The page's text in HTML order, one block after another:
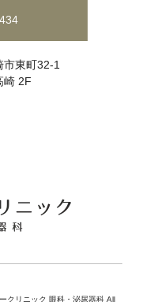
市東町32-1
崎 2F
クリニック 眼科・泌尿器科 All